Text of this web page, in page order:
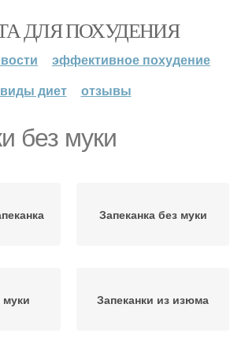
ДЛЯ ПОХУДЕНИЯ
эффективное похудение
виды диет
отзывы
без муки
Запеканка без муки
муки Запеканки из изюма